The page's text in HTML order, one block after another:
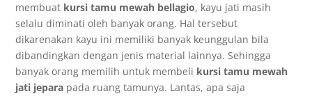
membuat kursi tamu mewah bellagio, kayu jati masih
selalu diminati oleh banyak orang. Hal tersebut
dikarenakan kayu ini memiliki banyak keunggulan bila
dibandingkan dengan jenis material lainnya. Sehingga
banyak orang memilih untuk membeli kursi tamu mewah
jati jepara pada ruang tamunya. Lantas, apa saja